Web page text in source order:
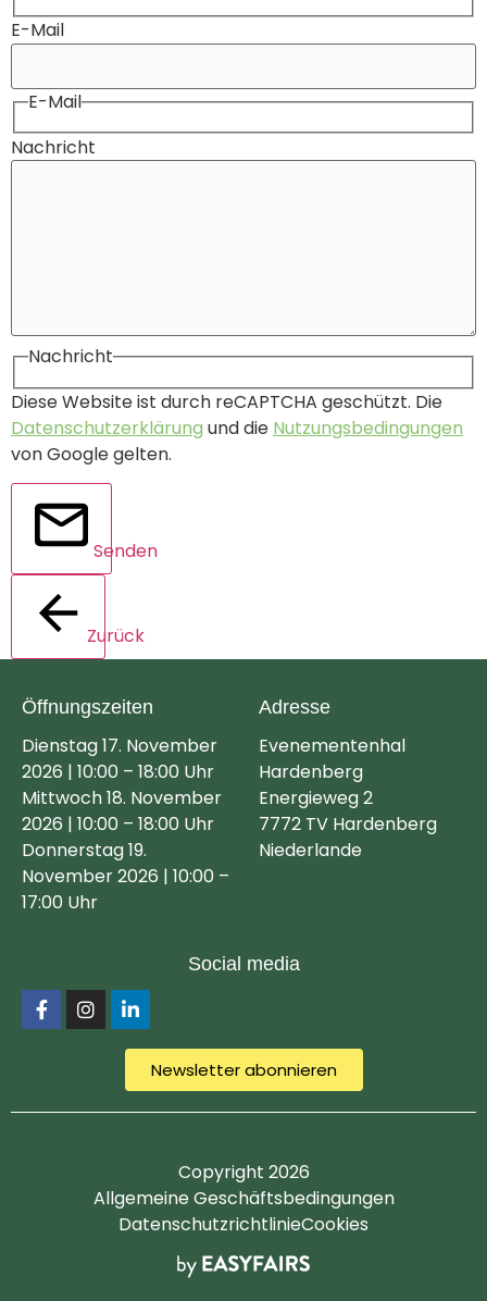
E-Mail
E-Mail
Nachricht
Nachricht
Diese Website ist durch reCAPTCHA geschützt. Die
Datenschutzerklärung und die Nutzungsbedingungen
von Google gelten.
Senden
Zurück
Öffnungszeiten
Dienstag 17. November
2026 | 10:00 – 18:00 Uhr
Mittwoch 18. November
2026 | 10:00 – 18:00 Uhr
Donnerstag 19.
November 2026 | 10:00 –
17:00 Uhr
Adresse
Evenementenhal
Hardenberg
Energieweg 2
7772 TV Hardenberg
Niederlande
Social media
Newsletter abonnieren
Copyright 2026
Allgemeine Geschäftsbedingungen
DatenschutzrichtlinieCookies